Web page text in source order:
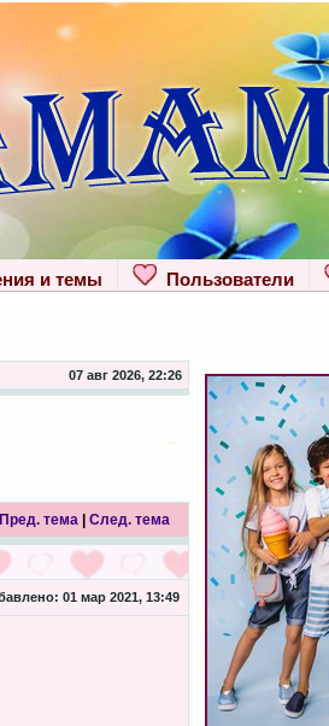
Пользователи
и темы
07 авг 2026, 22:26
Пред. тема| След. тема
01 мар 2021, 13:49